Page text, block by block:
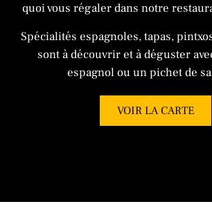
quoi vous régaler dans notre
​Spécialités espagnoles, tapas,
sont à découvrir et à déguster
espagnol ou un pichet de
VOIR LA CARTE